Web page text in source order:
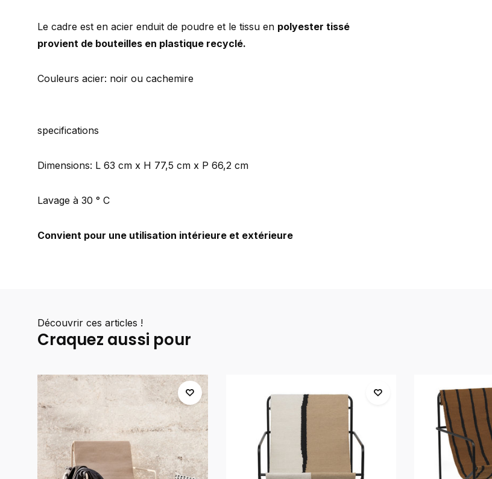
Le cadre est en acier enduit de poudre et le tissu en polyester tissé
provient de bouteilles en plastique recyclé.
Couleurs acier: noir ou cachemire
specifications
Dimensions: L 63 cm x H 77,5 cm x P 66,2 cm
Lavage à 30 ° C
Convient pour une utilisation intérieure et extérieure
Découvrir ces articles !
Craquez aussi pour